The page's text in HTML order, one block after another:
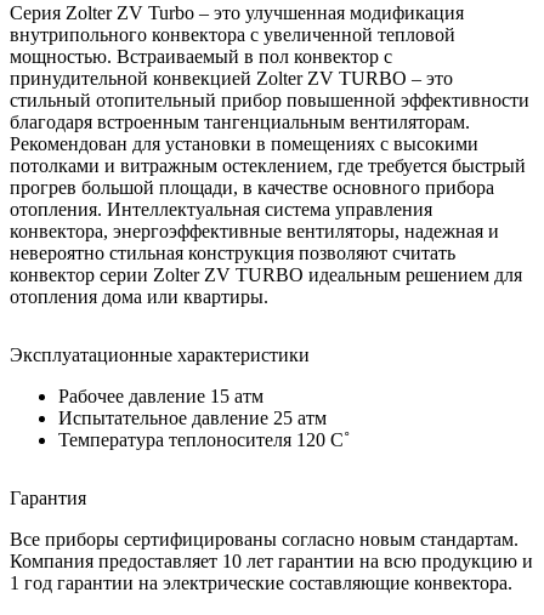
Серия Zolter ZV Turbo – это улучшенная модификация
внутрипольного конвектора с увеличенной тепловой
мощностью. Встраиваемый в пол конвектор с
принудительной конвекцией Zolter ZV TURBO – это
стильный отопительный прибор повышенной эффективности
благодаря встроенным тангенциальным вентиляторам.
Рекомендован для установки в помещениях с высокими
потолками и витражным остеклением, где требуется быстрый
прогрев большой площади, в качестве основного прибора
отопления. Интеллектуальная система управления
конвектора, энергоэффективные вентиляторы, надежная и
невероятно стильная конструкция позволяют считать
конвектор серии Zolter ZV TURBO идеальным решением для
отопления дома или квартиры.
Эксплуатационные характеристики
Рабочее давление 15 атм
Испытательное давление 25 атм
Температура теплоносителя 120 C˚
Гарантия
Все приборы сертифицированы согласно новым стандартам.
Компания предоставляет 10 лет гарантии на всю продукцию и
1 год гарантии на электрические составляющие конвектора.